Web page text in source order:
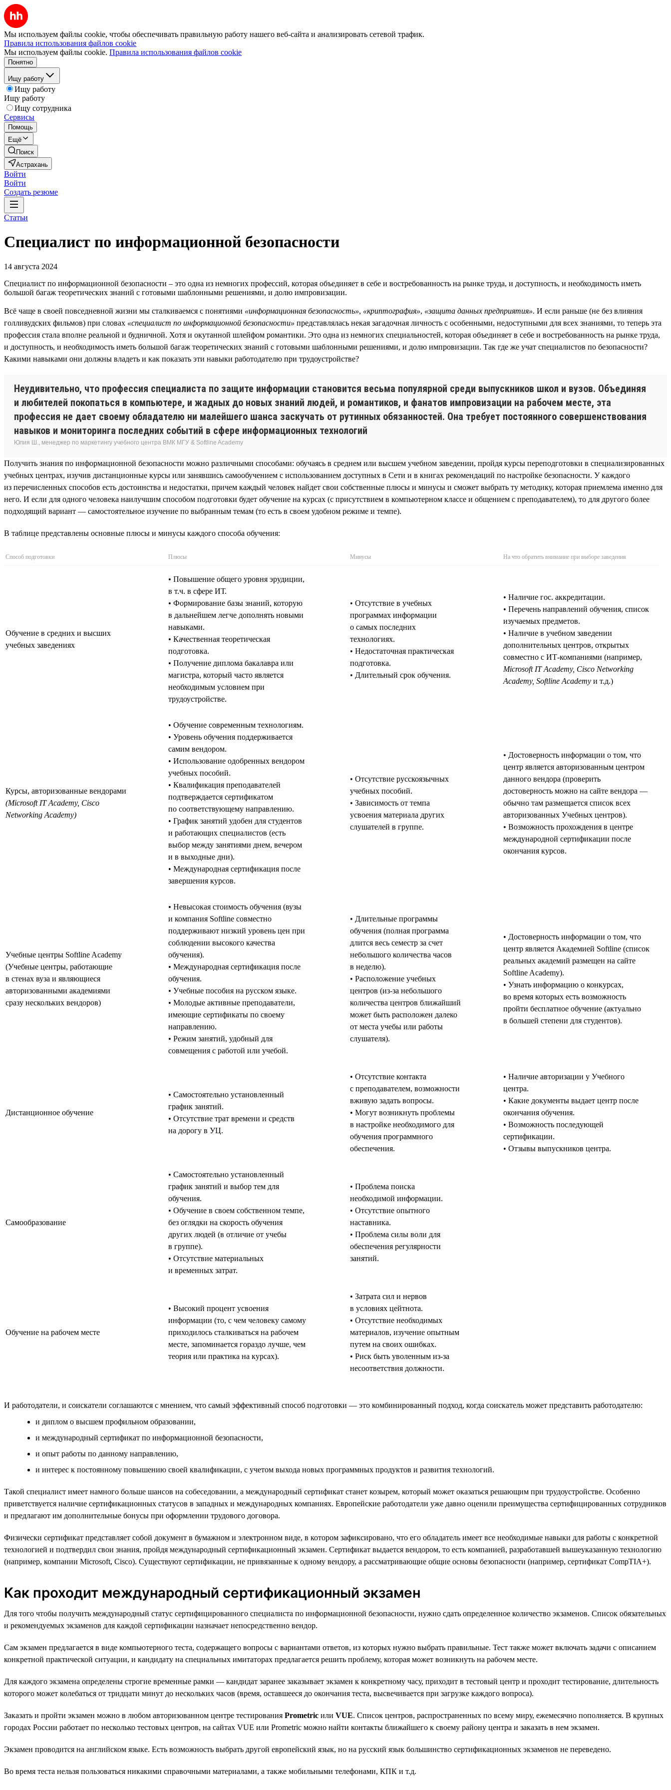
Мы используем файлы cookie, чтобы обеспечивать правильную работу нашего веб-сайта и анализировать сетевой трафик.
Правила использования файлов cookie
Мы используем файлы cookie. Правила использования файлов cookie
Понятно
Ищу работу
Ищу работу
Ищу работу
Ищу сотрудника
Сервисы
Помощь
Ещё
Поиск
Астрахань
Войти
Войти
Создать резюме
Статьи
Специалист по информационной безопасности
14 августа 2024
Специалист по информационной безопасности – это одна из немногих профессий, которая объединяет в себе и востребованность на рынке труда, и доступность, и необходимость иметь
большой багаж теоретических знаний с готовыми шаблонными решениями, и долю импровизации.
Всё чаще в своей повседневной жизни мы сталкиваемся с понятиями «информационная безопасность», «криптография», «защита данных предприятия». И если раньше (не без влияния
голливудских фильмов) при словах «специалист по информационной безопасности» представлялась некая загадочная личность с особенными, недоступными для всех знаниями, то теперь эта
профессия стала вполне реальной и будничной. Хотя и окутанной шлейфом романтики. Это одна из немногих специальностей, которая объединяет в себе и востребованность на рынке труда,
и доступность, и необходимость иметь большой багаж теоретических знаний с готовыми шаблонными решениями, и долю импровизации. Так где же учат специалистов по безопасности?
Какими навыками они должны владеть и как показать эти навыки работодателю при трудоустройстве?
Неудивительно, что профессия специалиста по защите информации становится весьма популярной среди выпускников школ и вузов. Объединяя
и любителей покопаться в компьютере, и жадных до новых знаний людей, и романтиков, и фанатов импровизации на рабочем месте, эта
профессия не дает своему обладателю ни малейшего шанса заскучать от рутинных обязанностей. Она требует постоянного совершенствования
навыков и мониторинга последних событий в сфере информационных технологий
Юлия Ш., менеджер по маркетингу учебного центра ВМК МГУ & Softline Academy
Получить знания по информационной безопасности можно различными способами: обучаясь в среднем или высшем учебном заведении, пройдя курсы переподготовки в специализированных
учебных центрах, изучив дистанционные курсы или занявшись самообучением с использованием доступных в Сети и в книгах рекомендаций по настройке безопасности. У каждого
из перечисленных способов есть достоинства и недостатки, причем каждый человек найдет свои собственные плюсы и минусы и сможет выбрать ту методику, которая приемлема именно для
него. И если для одного человека наилучшим способом подготовки будет обучение на курсах (с присутствием в компьютерном классе и общением с преподавателем), то для другого более
подходящий вариант — самостоятельное изучение по выбранным темам (то есть в своем удобном режиме и темпе).
В таблице представлены основные плюсы и минусы каждого способа обучения:
Способ подготовки Плюсы Минусы На что обратить внимание при выборе заведения
Обучение в средних и высших
учебных заведениях
• Повышение общего уровня эрудиции,
в т.ч. в сфере ИТ.
• Формирование базы знаний, которую
в дальнейшем легче дополнять новыми
навыками.
• Качественная теоретическая
подготовка.
• Получение диплома бакалавра или
магистра, который часто является
необходимым условием при
трудоустройстве.
• Отсутствие в учебных
программах информации
о самых последних
технологиях.
• Недостаточная практическая
подготовка.
• Длительный срок обучения.
• Наличие гос. аккредитации.
• Перечень направлений обучения, список
изучаемых предметов.
• Наличие в учебном заведении
дополнительных центров, открытых
совместно с ИТ-компаниями (например,
Microsoft IT Academy, Cisco Networking
Academy, Softline Academy и т.д.)
Курсы, авторизованные вендорами
(Microsoft IT Academy, Cisco
Networking Academy)
• Обучение современным технологиям.
• Уровень обучения поддерживается
самим вендором.
• Использование одобренных вендором
учебных пособий.
• Квалификация преподавателей
подтверждается сертификатом
по соответствующему направлению.
• График занятий удобен для студентов
и работающих специалистов (есть
выбор между занятиями днем, вечером
и в выходные дни).
• Международная сертификация после
завершения курсов.
• Отсутствие русскоязычных
учебных пособий.
• Зависимость от темпа
усвоения материала других
слушателей в группе.
• Достоверность информации о том, что
центр является авторизованным центром
данного вендора (проверить
достоверность можно на сайте вендора —
обычно там размещается список всех
авторизованных Учебных центров).
• Возможность прохождения в центре
международной сертификации после
окончания курсов.
Учебные центры Softline Academy
(Учебные центры, работающие
в стенах вуза и являющиеся
авторизованными академиями
сразу нескольких вендоров)
• Невысокая стоимость обучения (вузы
и компания Softline совместно
поддерживают низкий уровень цен при
соблюдении высокого качества
обучения).
• Международная сертификация после
обучения.
• Учебные пособия на русском языке.
• Молодые активные преподаватели,
имеющие сертификаты по своему
направлению.
• Режим занятий, удобный для
совмещения с работой или учебой.
• Длительные программы
обучения (полная программа
длится весь семестр за счет
небольшого количества часов
в неделю).
• Расположение учебных
центров (из-за небольшого
количества центров ближайший
может быть расположен далеко
от места учебы или работы
слушателя).
• Достоверность информации о том, что
центр является Академией Softline (список
реальных академий размещен на сайте
Softline Academy).
• Узнать информацию о конкурсах,
во время которых есть возможность
пройти бесплатное обучение (актуально
в большей степени для студентов).
Дистанционное обучение
• Самостоятельно установленный
график занятий.
• Отсутствие трат времени и средств
на дорогу в УЦ.
• Отсутствие контакта
с преподавателем, возможности
вживую задать вопросы.
• Могут возникнуть проблемы
в настройке необходимого для
обучения программного
обеспечения.
• Наличие авторизации у Учебного
центра.
• Какие документы выдает центр после
окончания обучения.
• Возможность последующей
сертификации.
• Отзывы выпускников центра.
Самообразование
• Самостоятельно установленный
график занятий и выбор тем для
обучения.
• Обучение в своем собственном темпе,
без оглядки на скорость обучения
других людей (в отличие от учебы
в группе).
• Отсутствие материальных
и временных затрат.
• Проблема поиска
необходимой информации.
• Отсутствие опытного
наставника.
• Проблема силы воли для
обеспечения регулярности
занятий.
Обучение на рабочем месте
• Высокий процент усвоения
информации (то, с чем человеку самому
приходилось сталкиваться на рабочем
месте, запоминается гораздо лучше, чем
теория или практика на курсах).
• Затрата сил и нервов
в условиях цейтнота.
• Отсутствие необходимых
материалов, изучение опытным
путем на своих ошибках.
• Риск быть уволенным из-за
несоответствия должности.
И работодатели, и соискатели соглашаются с мнением, что самый эффективный способ подготовки — это комбинированный подход, когда соискатель может представить работодателю:
и диплом о высшем профильном образовании,
и международный сертификат по информационной безопасности,
и опыт работы по данному направлению,
и интерес к постоянному повышению своей квалификации, с учетом выхода новых программных продуктов и развития технологий.
Такой специалист имеет намного больше шансов на собеседовании, а международный сертификат станет козырем, который может оказаться решающим при трудоустройстве. Особенно
приветствуется наличие сертификационных статусов в западных и международных компаниях. Европейские работодатели уже давно оценили преимущества сертифицированных сотрудников
и предлагают им дополнительные бонусы при оформлении трудового договора.
Физически сертификат представляет собой документ в бумажном и электронном виде, в котором зафиксировано, что его обладатель имеет все необходимые навыки для работы с конкретной
технологией и подтвердил свои знания, пройдя международный сертификационный экзамен. Сертификат выдается вендором, то есть компанией, разработавшей вышеуказанную технологию
(например, компании Microsoft, Cisco). Существуют сертификации, не привязанные к одному вендору, а рассматривающие общие основы безопасности (например, сертификат CompTIA+).
Как проходит международный сертификационный экзамен
Для того чтобы получить международный статус сертифицированного специалиста по информационной безопасности, нужно сдать определенное количество экзаменов. Список обязательных
и рекомендуемых экзаменов для каждой сертификации назначает непосредственно вендор.
Сам экзамен предлагается в виде компьютерного теста, содержащего вопросы с вариантами ответов, из которых нужно выбрать правильные. Тест также может включать задачи с описанием
конкретной практической ситуации, и кандидату на специальных имитаторах предлагается решить проблему, которая может возникнуть на рабочем месте.
Для каждого экзамена определены строгие временные рамки — кандидат заранее заказывает экзамен к конкретному часу, приходит в тестовый центр и проходит тестирование, длительность
которого может колебаться от тридцати минут до нескольких часов (время, оставшееся до окончания теста, высвечивается при загрузке каждого вопроса).
Заказать и пройти экзамен можно в любом авторизованном центре тестирования Prometric или VUE. Список центров, распространенных по всему миру, ежемесячно пополняется. В крупных
городах России работает по несколько тестовых центров, на сайтах VUE или Prometric можно найти контакты ближайшего к своему району центра и заказать в нем экзамен.
Экзамен проводится на английском языке. Есть возможность выбрать другой европейский язык, но на русский язык большинство сертификационных экзаменов не переведено.
Во время теста нельзя пользоваться никакими справочными материалами, а также мобильными телефонами, КПК и т.д.